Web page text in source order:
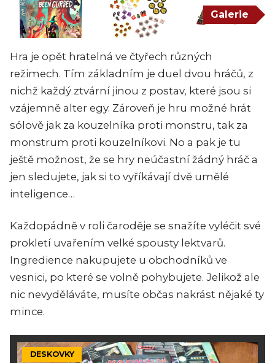
Galerie
Hra je opět hratelná ve čtyřech různých
režimech. Tím základním je duel dvou hráčů, z
nichž každý ztvární jinou z postav, které jsou si
vzájemně alter egy. Zároveň je hru možné hrát
sólově jak za kouzelníka proti monstru, tak za
monstrum proti kouzelníkovi. No a pak je tu
ještě možnost, že se hry neúčastní žádný hráč a
jen sledujete, jak si to vyříkávají dvě umělé
inteligence…
Každopádně v roli čaroděje se snažíte vyléčit své
prokletí uvařením velké spousty lektvarů.
Ingredience nakupujete u obchodníků ve
vesnici, po které se volně pohybujete. Jelikož ale
nic nevyděláváte, musíte občas nakrást nějaké ty
mince.
DESKOVKY